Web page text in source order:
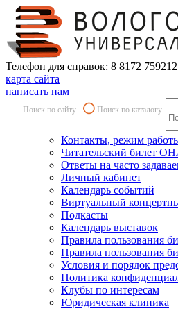
Телефон для справок: 8 8172
карта сайта
написать нам
Поиск по сайту Поиск по каталогу
Контакты, режим
Читательский билет
Ответы на часто
Личный кабинет
Календарь событий
Виртуальный
Подкасты
Календарь выставок
Правила пользования
Правила пользования
Условия и порядок
Политика
Клубы по интересам
Юридическая клиника